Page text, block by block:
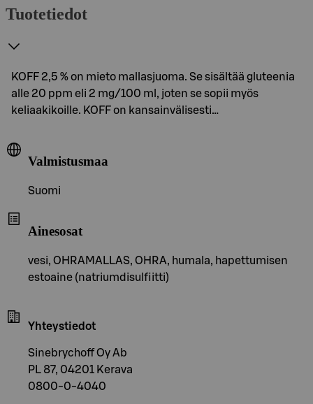
Tuotetiedot
KOFF 2,5 % on mieto mallasjuoma. Se sisältää gluteenia
alle 20 ppm eli 2 mg/100 ml, joten se sopii myös
keliaakikoille. KOFF on kansainvälisesti…
Valmistusmaa
Suomi
Ainesosat
vesi, OHRAMALLAS, OHRA, humala, hapettumisen
estoaine (natriumdisulfiitti)
Yhteystiedot
Sinebrychoff Oy Ab
PL 87, 04201 Kerava
0800-0-4040